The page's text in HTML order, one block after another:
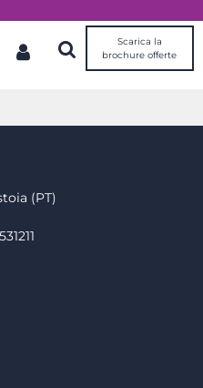
Scarica la
brochure offerte
(PT)